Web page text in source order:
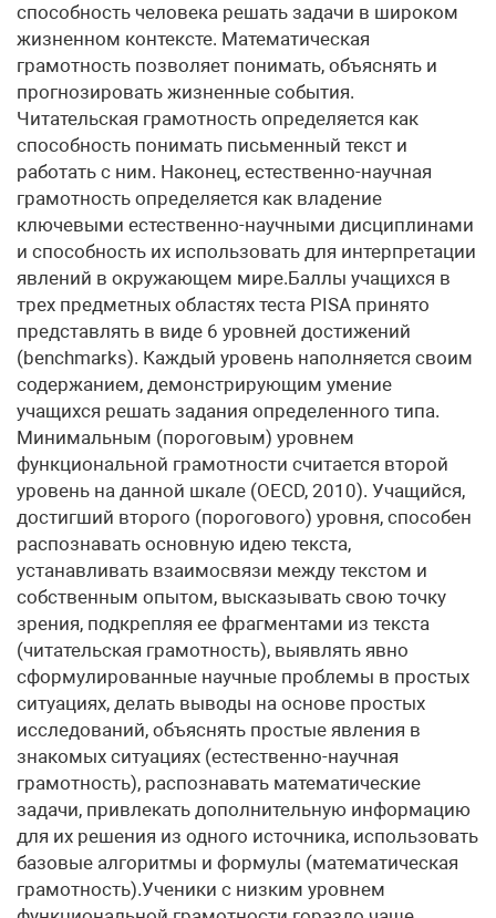
способность человека решать задачи в широком
жизненном контексте. Математическая
грамотность позволяет понимать, объяснять и
прогнозировать жизненные события.
Читательская грамотность определяется как
способность понимать письменный текст и
работать с ним. Наконец, естественно-научная
грамотность определяется как владение
ключевыми естественно-научными дисциплинами
и способность их использовать для интерпретации
явлений в окружающем мире.Баллы учащихся в
трех предметных областях теста PISA принято
представлять в виде 6 уровней достижений
(benchmarks). Каждый уровень наполняется своим
содержанием, демонстрирующим умение
учащихся решать задания определенного типа.
Минимальным (пороговым) уровнем
функциональной грамотности считается второй
уровень на данной шкале (OECD, 2010). Учащийся,
достигший второго (порогового) уровня, способен
распознавать основную идею текста,
устанавливать взаимосвязи между текстом и
собственным опытом, высказывать свою точку
зрения, подкрепляя ее фрагментами из текста
(читательская грамотность), выявлять явно
сформулированные научные проблемы в простых
ситуациях, делать выводы на основе простых
исследований, объяснять простые явления в
знакомых ситуациях (естественно-научная
грамотность), распознавать математические
задачи, привлекать дополнительную информацию
для их решения из одного источника, использовать
базовые алгоритмы и формулы (математическая
грамотность).Ученики с низким уровнем